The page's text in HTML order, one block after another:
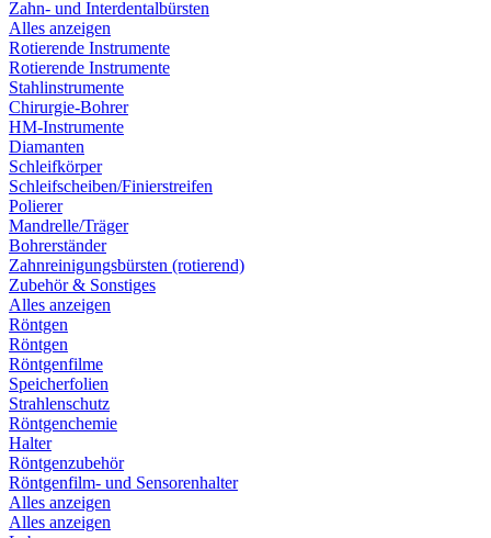
Zahn- und Interdentalbürsten
Alles anzeigen
Rotierende Instrumente
Rotierende Instrumente
Stahlinstrumente
Chirurgie-Bohrer
HM-Instrumente
Diamanten
Schleifkörper
Schleifscheiben/Finierstreifen
Polierer
Mandrelle/Träger
Bohrerständer
Zahnreinigungsbürsten (rotierend)
Zubehör & Sonstiges
Alles anzeigen
Röntgen
Röntgen
Röntgenfilme
Speicherfolien
Strahlenschutz
Röntgenchemie
Halter
Röntgenzubehör
Röntgenfilm- und Sensorenhalter
Alles anzeigen
Alles anzeigen